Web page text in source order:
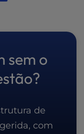
sem o
de
com